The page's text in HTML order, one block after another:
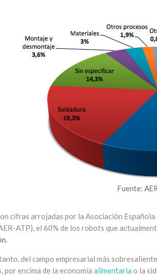
Fuente:
cifras arrojadas por la Asociación
ATP), el 60% de los robots que
.
del campo empresarial más
por encima de la economía alimentaria o la